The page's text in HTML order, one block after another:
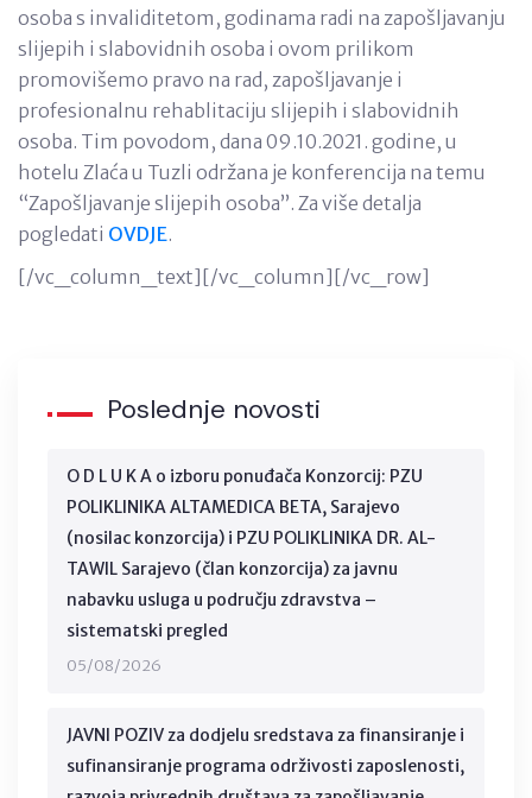
osoba s invaliditetom, godinama radi na zapošljavanju
slijepih i slabovidnih osoba i ovom prilikom
promovišemo pravo na rad, zapošljavanje i
profesionalnu rehablitaciju slijepih i slabovidnih
osoba. Tim povodom, dana 09.10.2021. godine, u
hotelu Zlaća u Tuzli održana je konferencija na temu
“Zapošljavanje slijepih osoba”. Za više detalja
pogledati OVDJE.
[/vc_column_text][/vc_column][/vc_row]
Poslednje novosti
O D L U K A o izboru ponuđača Konzorcij: PZU
POLIKLINIKA ALTAMEDICA BETA, Sarajevo
(nosilac konzorcija) i PZU POLIKLINIKA DR. AL-
TAWIL Sarajevo (član konzorcija) za javnu
nabavku usluga u području zdravstva –
sistematski pregled
05/08/2026
JAVNI POZIV za dodjelu sredstava za finansiranje i
sufinansiranje programa održivosti zaposlenosti,